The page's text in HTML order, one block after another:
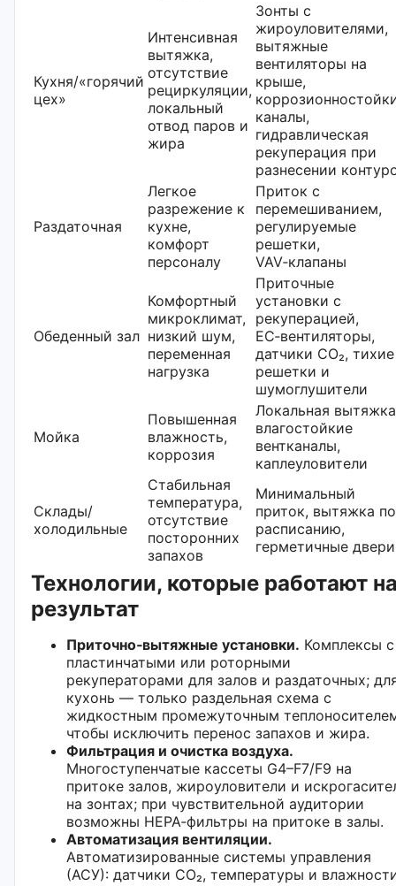
Кухня/«горячий
цех»
Интенсивная
вытяжка,
отсутствие
рециркуляции,
локальный
отвод паров и
жира
Зонты с
жироуловителями,
вытяжные
вентиляторы на
крыше,
каналы,
гидравлическая
рекуперация при
разнесении
Раздаточная
Легкое
разрежение к
кухне,
комфорт
персоналу
Приток с
перемешиванием,
регулируемые
решетки,
VAV‑клапаны
Обеденный зал
Комфортный
микроклимат,
низкий шум,
переменная
нагрузка
Приточные
установки с
рекуперацией,
EC‑вентиляторы,
датчики CO₂, тихие
решетки и
шумоглушители
Мойка
Повышенная
влажность,
коррозия
Локальная
влагостойкие
вентканалы,
каплеуловители
Склады/
холодильные
Стабильная
температура,
отсутствие
посторонних
запахов
Минимальный
приток, вытяжка по
расписанию,
герметичные двери
Технологии, которые работают
результат
Приточно‑вытяжные установки. Комплексы с
пластинчатыми или роторными
рекуператорами для залов и раздаточных;
кухонь — только раздельная схема с
жидкостным промежуточным
чтобы исключить перенос запахов и жира.
Фильтрация и очистка воздуха.
Многоступенчатые кассеты G4–F7/F9 на
притоке залов, жироуловители и
на зонтах; при чувствительной аудитории
возможны HEPA‑фильтры на притоке в залы.
Автоматизация вентиляции.
Автоматизированные системы управления
(АСУ): датчики CO₂, температуры и